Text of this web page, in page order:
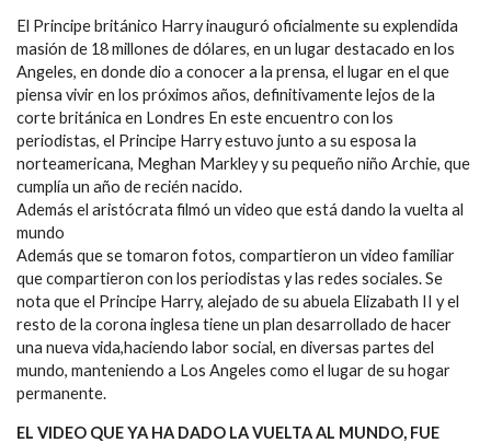
El Principe británico Harry inauguró oficialmente su explendida
masión de 18 millones de dólares, en un lugar destacado en los
Angeles, en donde dio a conocer a la prensa, el lugar en el que
piensa vivir en los próximos años, definitivamente lejos de la
corte británica en Londres En este encuentro con los
periodistas, el Principe Harry estuvo junto a su esposa la
norteamericana, Meghan Markley y su pequeño niño Archie, que
cumplía un año de recién nacido.
Además el aristócrata filmó un video que está dando la vuelta al
mundo
Además que se tomaron fotos, compartieron un video familiar
que compartieron con los periodistas y las redes sociales. Se
nota que el Principe Harry, alejado de su abuela Elizabath II y el
resto de la corona inglesa tiene un plan desarrollado de hacer
una nueva vida,haciendo labor social, en diversas partes del
mundo, manteniendo a Los Angeles como el lugar de su hogar
permanente.
EL VIDEO QUE YA HA DADO LA VUELTA AL MUNDO, FUE